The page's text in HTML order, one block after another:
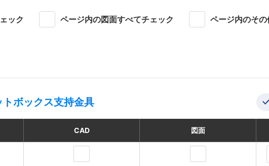
ック ページ内の図面すべてチェック ページ内のそ
トボックス支持金具
CAD 図面